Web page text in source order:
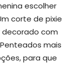
escolher
corte de pixie
com
mais
para que